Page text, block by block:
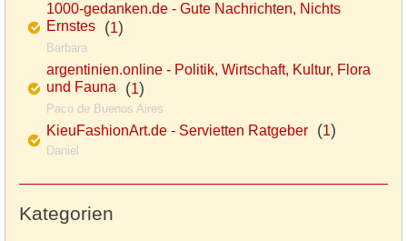
1000-gedanken.de - Gute Nachrichten, Nichts
Ernstes (1)
Barbara
argentinien.online - Politik, Wirtschaft, Kultur, Flora
und Fauna (1)
Paco de Buenos Aires
KieuFashionArt.de - Servietten Ratgeber (1)
Daniel
Kategorien